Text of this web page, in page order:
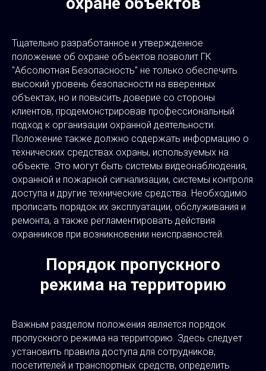
Тщательно разработанное и утвержденное
положение об охране объектов позволит ГК
"Абсолютная Безопасность" не только обеспечить
высокий уровень безопасности на вверенных
объектах, но и повысить доверие со стороны
клиентов, продемонстрировав профессиональный
подход к организации охранной деятельности.
Положение также должно содержать информацию о
технических средствах охраны, используемых на
объекте. Это могут быть системы видеонаблюдения,
охранной и пожарной сигнализации, системы контроля
доступа и другие технические средства. Необходимо
прописать порядок их эксплуатации, обслуживания и
ремонта, а также регламентировать действия
охранников при возникновении неисправностей.
Порядок пропускного
режима на территорию
Важным разделом положения является порядок
пропускного режима на территорию. Здесь следует
установить правила доступа для сотрудников,
посетителей и транспортных средств, определить